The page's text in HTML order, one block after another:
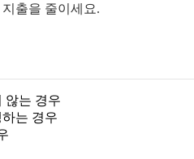
출을 줄이세요.
않는 경우
는 경우